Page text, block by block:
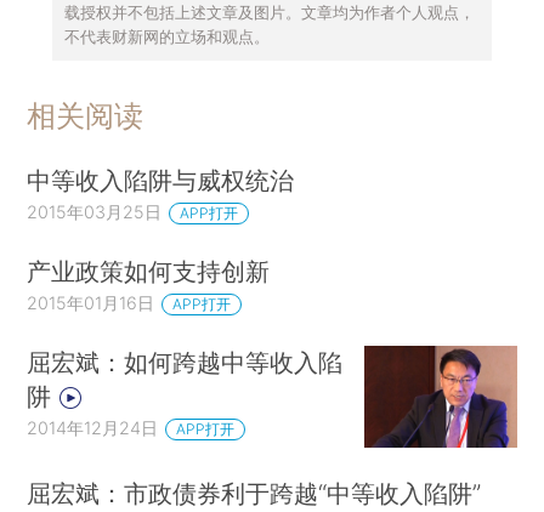
载授权并不包括上述文章及图片。文章均为作者个人观点，
不代表财新网的立场和观点。
相关阅读
中等收入陷阱与威权统治
2015年03月25日 APP打开
产业政策如何支持创新
2015年01月16日 APP打开
屈宏斌：如何跨越中等收入陷
阱
2014年12月24日 APP打开
屈宏斌：市政债券利于跨越“中等收入陷阱”